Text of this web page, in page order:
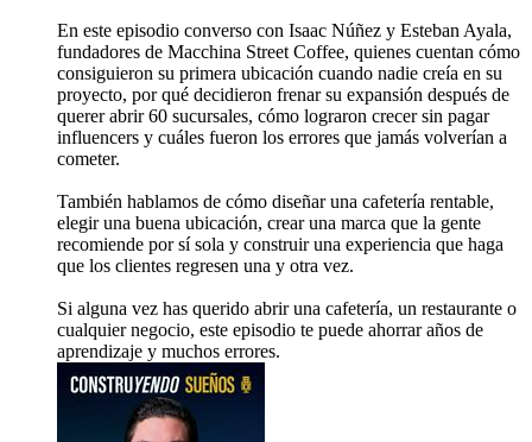
En este episodio converso con Isaac Núñez y Esteban Ayala,
fundadores de Macchina Street Coffee, quienes cuentan cómo
consiguieron su primera ubicación cuando nadie creía en su
proyecto, por qué decidieron frenar su expansión después de
querer abrir 60 sucursales, cómo lograron crecer sin pagar
influencers y cuáles fueron los errores que jamás volverían a
cometer.
También hablamos de cómo diseñar una cafetería rentable,
elegir una buena ubicación, crear una marca que la gente
recomiende por sí sola y construir una experiencia que haga
que los clientes regresen una y otra vez.
Si alguna vez has querido abrir una cafetería, un restaurante o
cualquier negocio, este episodio te puede ahorrar años de
aprendizaje y muchos errores.